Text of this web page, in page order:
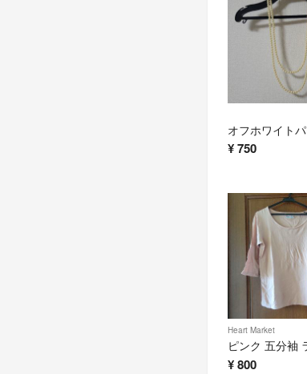
¥750
Heart Market
¥800